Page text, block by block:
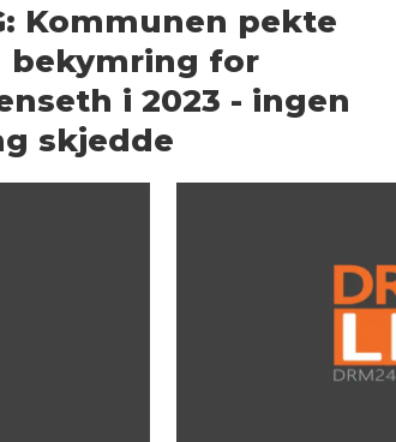
Kommunen pekte
bekymring for
i 2023 - ingen
skjedde